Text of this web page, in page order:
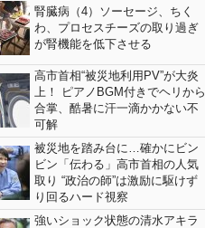
腎臓病（4）ソーセージ、ちく
わ、プロセスチーズの取り過ぎ
が腎機能を低下させる
高市首相“被災地利用PV”が大炎
上！ ピアノBGM付きでヘリから
合掌、酷暑に汗一滴かかない不
可解
被災地を踏み台に…確かにビン
ビン「伝わる」高市首相の人気
取り “政治の師”は激励に駆けず
り回るハード視察
強いショック状態の清水アキラ